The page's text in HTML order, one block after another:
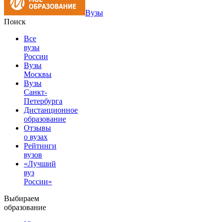
Вузы
Поиск
Все
вузы
России
Вузы
Москвы
Вузы
Санкт-
Петербурга
Дистанционное
образование
Отзывы
о вузах
Рейтинги
вузов
«Лучший
вуз
России»
Выбираем
образование